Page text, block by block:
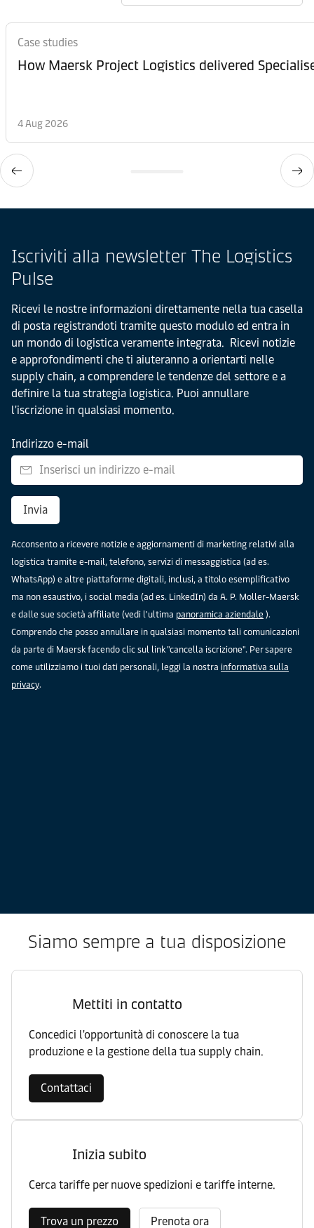
Case studies
How Maersk Project Logistics delivered
4 Aug 2026
Iscriviti alla newsletter The Logistics
Pulse
Ricevi le nostre informazioni direttamente nella tua casella
di posta registrandoti tramite questo modulo ed entra in
un mondo di logistica veramente integrata. Ricevi notizie
e approfondimenti che ti aiuteranno a orientarti nelle
supply chain, a comprendere le tendenze del settore e a
definire la tua strategia logistica. Puoi annullare
l'iscrizione in qualsiasi momento.
Indirizzo e-mail
Invia
Acconsento a ricevere notizie e aggiornamenti di marketing relativi alla
logistica tramite e-mail, telefono, servizi di messaggistica (ad es.
WhatsApp) e altre piattaforme digitali, inclusi, a titolo esemplificativo
ma non esaustivo, i social media (ad es. LinkedIn) da A. P. Moller-Maersk
e dalle sue società affiliate (vedi l'ultima panoramica aziendale ).
Comprendo che posso annullare in qualsiasi momento tali comunicazioni
da parte di Maersk facendo clic sul link "cancella iscrizione". Per sapere
come utilizziamo i tuoi dati personali, leggi la nostra informativa sulla
privacy.
Siamo sempre a tua disposizione
Mettiti in contatto
Concedici l'opportunità di conoscere la tua
produzione e la gestione della tua supply chain.
Contattaci
Inizia subito
Cerca tariffe per nuove spedizioni e tariffe interne.
Trova un prezzo Prenota ora